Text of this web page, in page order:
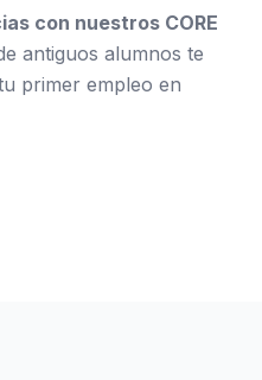
con nuestros CORE
antiguos alumnos te
primer empleo en